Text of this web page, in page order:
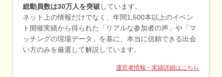
総動員数は30万人を突破 しています。
ネット上の情報だけでなく、年間1,500本以上のイベン
ト開催実績から得られた「リアルな参加者の声」や「マ
ッチングの現場データ」を基に、本当に信頼できる出会
い方のみを厳選して解説しています。
運営者情報・実績詳細はこちら